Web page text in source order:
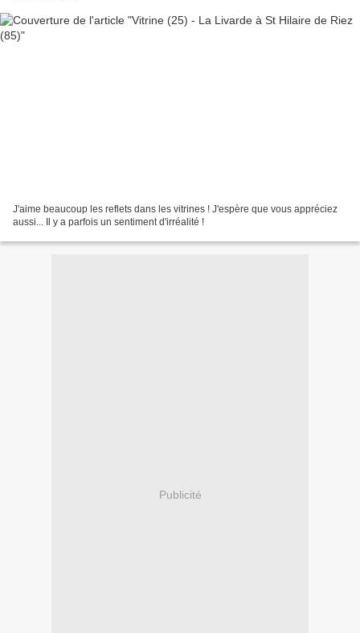
J'aime beaucoup les reflets dans les vitrines ! J'espère que vous appréciez
aussi... Il y a parfois un sentiment d'irréalité !
Publicité